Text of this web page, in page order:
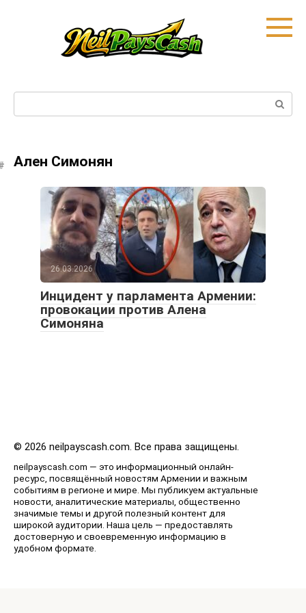
Ален Симонян
26.03.2026
Инцидент у парламента Армении:
провокации против Алена
Симоняна
© 2026 neilpayscash.com. Все права защищены.
neilpayscash.com — это информационный онлайн-
ресурс, посвящённый новостям Армении и важным
событиям в регионе и мире. Мы публикуем актуальные
новости, аналитические материалы, общественно
значимые темы и другой полезный контент для
широкой аудитории. Наша цель — предоставлять
достоверную и своевременную информацию в
удобном формате.